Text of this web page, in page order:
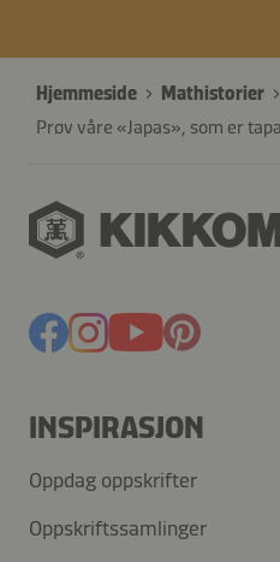
Hjemmeside
Mathistorier
Prøv våre «Japas», som er
INSPIRASJON
Oppdag oppskrifter
Oppskriftssamlinger